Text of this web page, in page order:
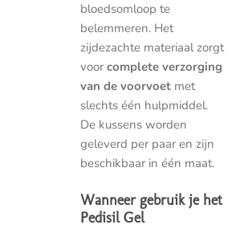
bloedsomloop te
belemmeren. Het
zijdezachte materiaal zorgt
voor complete verzorging
van de voorvoet met
slechts één hulpmiddel.
De kussens worden
geleverd per paar en zijn
beschikbaar in één maat.
Wanneer gebruik je het
Pedisil Gel